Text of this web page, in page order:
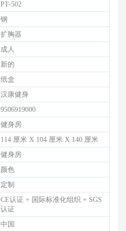
PT-502
钢
扩胸器
成人
新的
纸盒
汉康健身
9506919000
健身房
114 厘米 X 104 厘米 X 140 厘米
健身房
颜色
定制
CE认证 + 国际标准化组织 + SGS
认证
中国